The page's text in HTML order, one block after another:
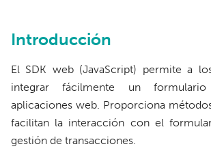
Introducción
El SDK web (JavaScript) permite a
integrar fácilmente un
aplicaciones web. Proporciona
facilitan la interacción con el
gestión de transacciones.